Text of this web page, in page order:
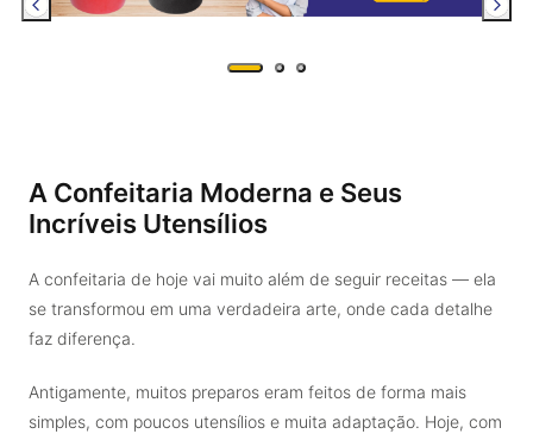
A Confeitaria Moderna e Seus
Incríveis Utensílios
A confeitaria de hoje vai muito além de seguir receitas — ela
se transformou em uma verdadeira arte, onde cada detalhe
faz diferença.
Antigamente, muitos preparos eram feitos de forma mais
simples, com poucos utensílios e muita adaptação. Hoje, com